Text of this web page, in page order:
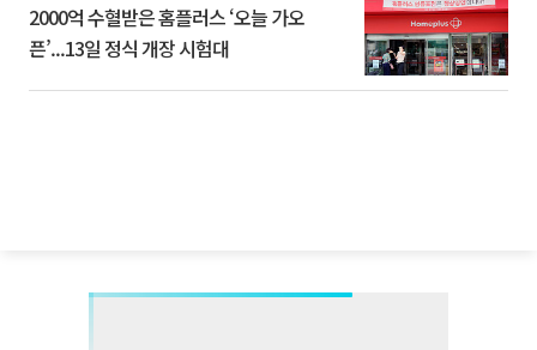
2000억 수혈받은 홈플러스 ‘오늘 가오
픈’...13일 정식 개장 시험대